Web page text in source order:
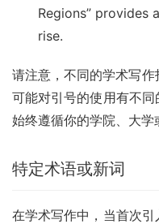
Regions” provides
rise.
请注意，不同的学术写作
可能对引号的使用有不
始终遵循你的学院、大学
特定术语或新词
在学术写作中，当首次